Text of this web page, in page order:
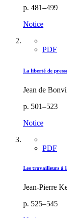
p. 481–499
Notice
PDF
La liberté de
Jean de
p. 501–523
Notice
PDF
Les travailleurs à
Jean-Pierre
p. 525–545